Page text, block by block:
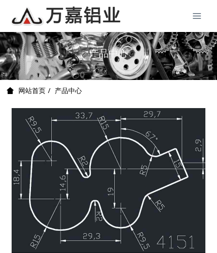
产品中心
网站首页 产品中心